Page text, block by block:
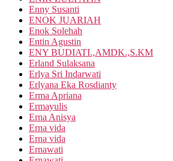
Enny Susanti
ENOK JUARIAH
Enok Solehah
Entin Agustin
ENY BUDIATI.,AMDK.,S.KM
Erland Sulaksana
Erlya Sri Indarwati
Erlyana Eka Rosdianty
Erma Apriana
Ermayulis
Erna Anisya
Erna vida
Erna vida
Ernawati